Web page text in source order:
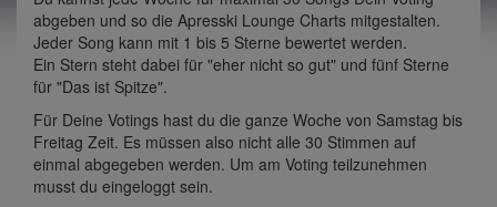
abgeben und so die Apresski Lounge Charts mitgestalten.
Jeder Song kann mit 1 bis 5 Sterne bewertet werden.
Ein Stern steht dabei für "eher nicht so gut" und fünf Sterne
für "Das ist Spitze".
Für Deine Votings hast du die ganze Woche von Samstag bis
Freitag Zeit. Es müssen also nicht alle 30 Stimmen auf
einmal abgegeben werden. Um am Voting teilzunehmen
musst du eingeloggt sein.